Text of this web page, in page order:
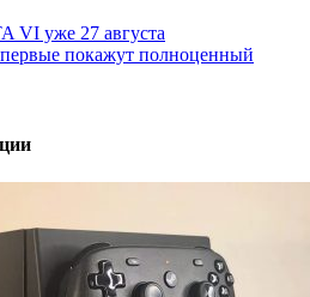
VI уже 27 августа
покажут полноценный